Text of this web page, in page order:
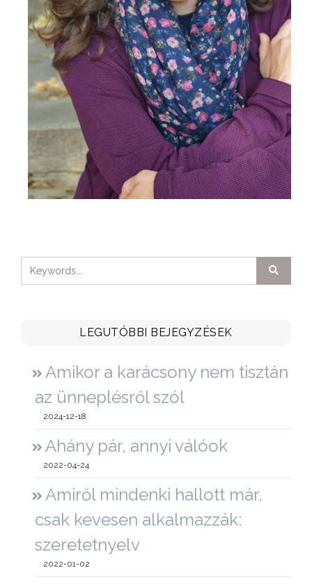
LEGUTÓBBI BEJEGYZÉSEK
Amikor a karácsony nem tisztán
az ünneplésről szól
2024-12-18
Ahány pár, annyi válóok
2022-04-24
Amiről mindenki hallott már,
csak kevesen alkalmazzák:
szeretetnyelv
2022-01-02